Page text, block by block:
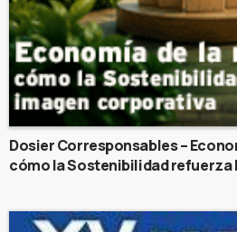
Dosier Corresponsables –
cómo la Sostenibilidad